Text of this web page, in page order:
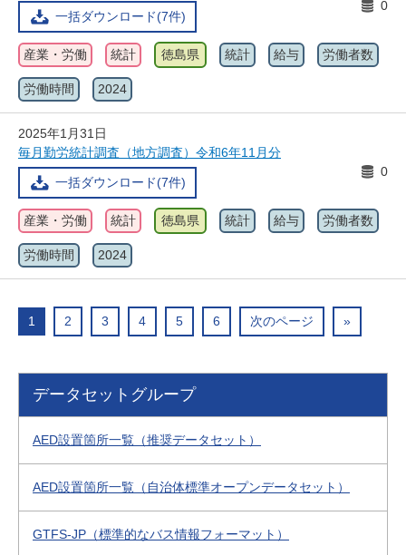
一括ダウンロード(7件)
0
産業・労働 統計 徳島県 統計 給与 労働者数
労働時間 2024
2025年1月31日
毎月勤労統計調査（地方調査）令和6年11月分
一括ダウンロード(7件)
0
産業・労働 統計 徳島県 統計 給与 労働者数
労働時間 2024
1 2 3 4 5 6 次のページ »
データセットグループ
AED設置箇所一覧（推奨データセット）
AED設置箇所一覧（自治体標準オープンデータセット）
GTFS-JP（標準的なバス情報フォーマット）